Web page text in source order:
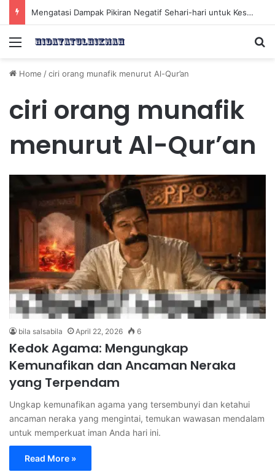
Mengatasi Dampak Pikiran Negatif Sehari-hari untuk Kesehatan Mental yang Lebih Baik
Menu
Home /ciri orang munafik menurut Al-Qur’an
ciri orang munafik
menurut Al-Qur’an
bila salsabila April 22, 2026 6
Kedok Agama: Mengungkap
Kemunafikan dan Ancaman Neraka
yang Terpendam
Ungkap kemunafikan agama yang tersembunyi dan ketahui
ancaman neraka yang mengintai, temukan wawasan mendalam
untuk memperkuat iman Anda hari ini.
Read More »